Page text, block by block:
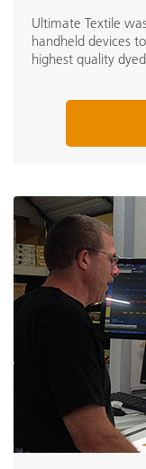
Ultimate Textile
handheld devices
highest quality